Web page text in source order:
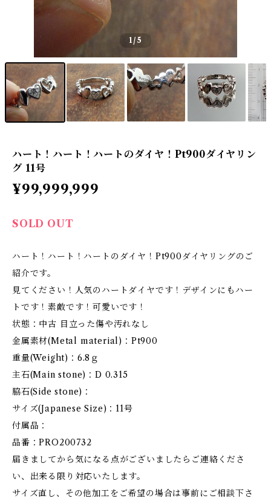
1/5
ハート！ハート！ハートのダイヤ！Pt900ダイヤリン
グ 11号
¥99,999,999
SOLD OUT
ハート！ハート！ハートのダイヤ！Pt900ダイヤリングのご
紹介です。
見てください！人気のハートダイヤです！デザインにもハー
トです！素敵です！可愛いです！
状態：中古 目立った傷や汚れなし
金属素材(Metal material)：Pt900
重量(Weight)：6.8ｇ
主石(Main stone)：D 0.315
脇石(Side stone)：
サイズ(Japanese Size)：11号
付属品：
品番：PRO200732
届きましてから気になる点がございましたらご連絡くださ
い、出来る限り対応いたします。
サイズ直し、その他加工をご希望の場合は事前にご相談下さ